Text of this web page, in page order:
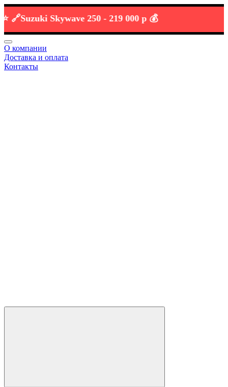
Skywave 250 -219 000 р 💰
О компании
Доставка и оплата
Контакты